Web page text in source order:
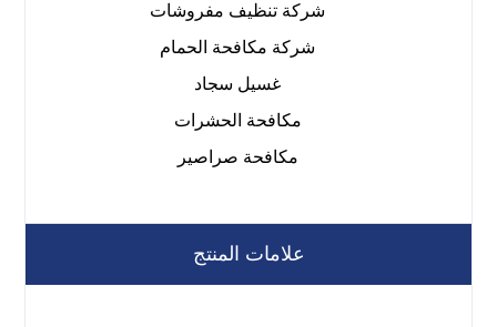
شركة تنظيف مفروشات
شركة مكافحة الحمام
غسيل سجاد
مكافحة الحشرات
مكافحة صراصير
علامات المنتج